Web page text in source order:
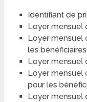
Identifiant de
Loyer mensuel
Loyer mensuel
les bénéficiaires
Loyer mensuel
Loyer mensuel
pour les
Loyer mensuel